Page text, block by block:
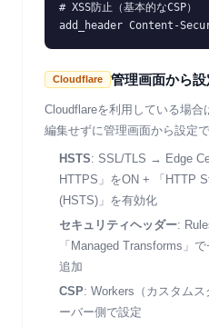
# XSS防止（基本的なCSP）
add_header Content-
Cloudflare 管理画面から設
Cloudflareを利用している場
編集せずに管理画面から設定で
HSTS: SSL/TLS → Edge
HTTPS」をON + 「HTTP
(HSTS)」を有効化
セキュリティヘッダー:
「Managed Transforms」
追加
CSP: Workers（カスタム
ーバー側で設定